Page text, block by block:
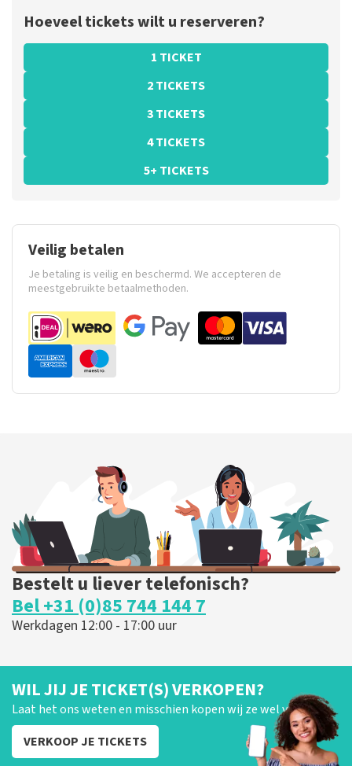
Hoeveel tickets wilt u reserveren?
1 TICKET
2 TICKETS
3 TICKETS
4 TICKETS
5+ TICKETS
Veilig betalen
Je betaling is veilig en beschermd. We accepteren de
meestgebruikte betaalmethoden.
Bestelt u liever telefonisch?
Bel +31 (0)85 744 144 7
Werkdagen 12:00 - 17:00 uur
WIL JIJ JE TICKET(S) VERKOPEN?
Laat het ons weten en misschien kopen wij ze wel van je!
VERKOOP JE TICKETS